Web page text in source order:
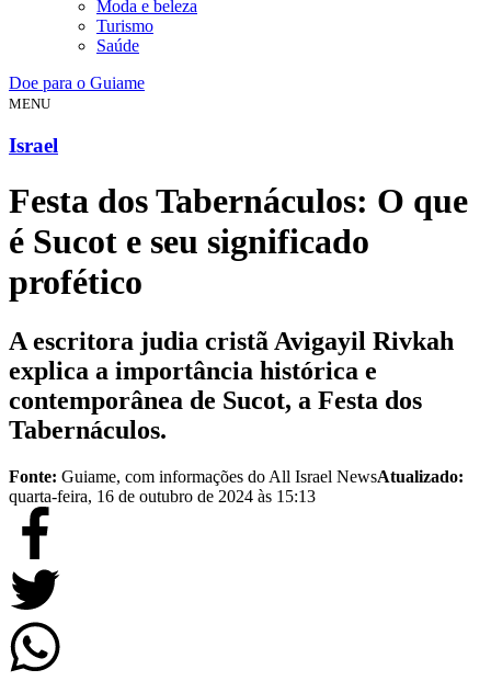
Moda e beleza
Turismo
Saúde
Doe para o Guiame
MENU
Israel
Festa dos Tabernáculos: O que
é Sucot e seu significado
profético
A escritora judia cristã Avigayil Rivkah
explica a importância histórica e
contemporânea de Sucot, a Festa dos
Tabernáculos.
Fonte: Guiame, com informações do All Israel NewsAtualizado:
quarta-feira, 16 de outubro de 2024 às 15:13